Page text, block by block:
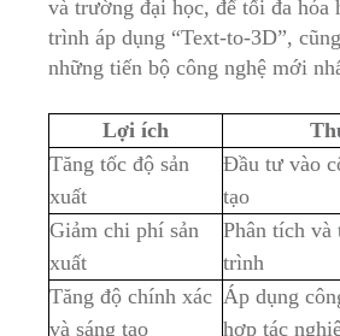
và trường đại học, để tối đa hóa
trình áp dụng “Text-to-3D”,
những tiến bộ công nghệ mới
Lợi ích
Tăng tốc độ sản
xuất
Đầu tư vào
tạo
Giảm chi phí sản
xuất
Phân tích và
trình
Tăng độ chính xác
và sáng tạo
Áp dụng
hợp tác